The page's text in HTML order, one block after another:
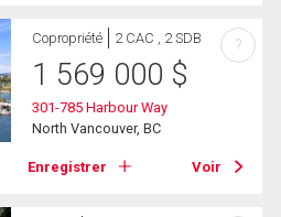
Copropriété 2 CAC , 2 SDB
1 569 000 $
301-785 Harbour Way
North Vancouver, BC
Enregistrer Voir
?